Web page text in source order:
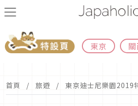
東京
首頁 旅遊 東京迪士尼樂園2019